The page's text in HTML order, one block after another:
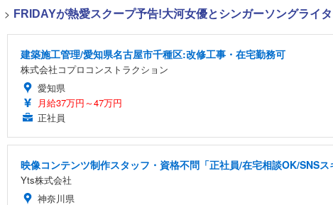
> FRIDAYが熱愛スクープ予告!大河女優とシンガーソングライ
建築施工管理/愛知県名古屋市千種区:改修工事・在宅勤務可
株式会社コプロコンストラクション
愛知県
月給37万円～47万円
正社員
映像コンテンツ制作スタッフ・資格不問「正社員/在宅相談OK/SNS
Yts株式会社
神奈川県